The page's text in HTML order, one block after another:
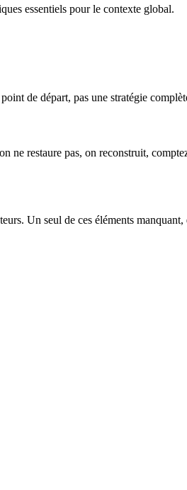
essentiels pour le contexte global.
de départ, pas une stratégie
ne restaure pas, on reconstruit,
Un seul de ces éléments manquant,